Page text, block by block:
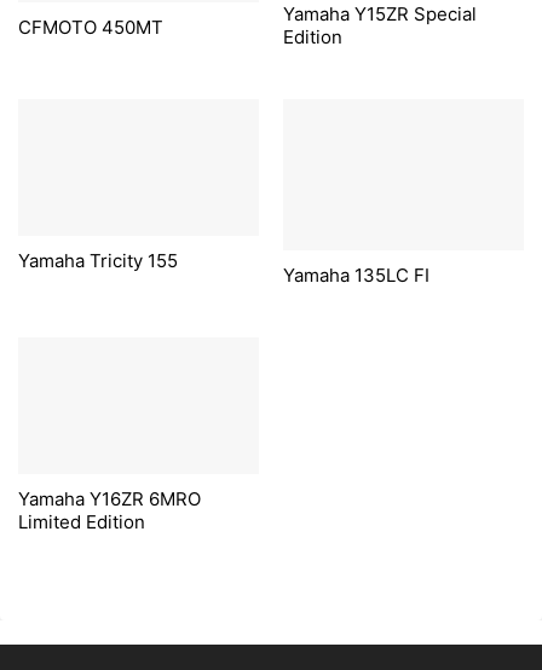
CFMOTO 450MT
Yamaha Y15ZR Special
Edition
Yamaha Tricity 155
Yamaha 135LC FI
Yamaha Y16ZR 6MRO
Limited Edition